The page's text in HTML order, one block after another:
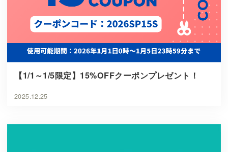
【1/1～1/5限定】15%OFFクーポンプレゼント！
2025.12.25